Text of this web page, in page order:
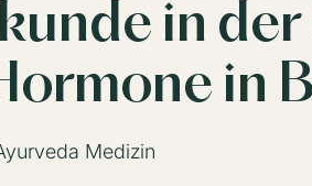
in der
in
Medizin